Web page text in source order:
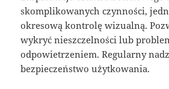
skomplikowanych czynności,
okresową kontrolę wizualną.
wykryć nieszczelności lub
odpowietrzeniem. Regularny
bezpieczeństwo użytkowania.